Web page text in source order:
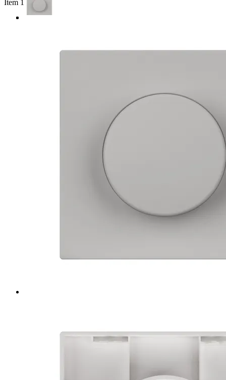
Item 1 of 3